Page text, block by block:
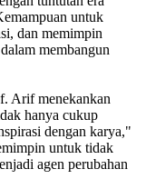
untuk
dan memimpin
membangun
Arif menekankan
hanya cukup
dengan karya,"
untuk tidak
agen perubahan